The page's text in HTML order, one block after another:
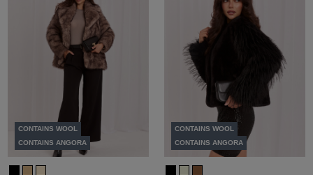
CONTAINS WOOL
CONTAINS ANGORA
CONTAINS WOOL
CONTAINS ANGORA